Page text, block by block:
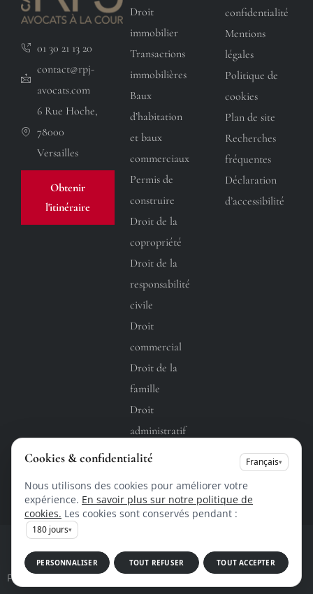
01 30 21 13 20
contact@rpj-
avocats.com
6 Rue Hoche,
78000
Versailles
Obtenir
l'itinéraire
Droit
immobilier
Transactions
immobilières
Baux
d’habitation
et baux
commerciaux
Permis de
construire
Droit de la
copropriété
Droit de la
responsabilité
civile
Droit
commercial
Droit de la
famille
Droit
administratif
Droit du
confidentialité
Mentions
légales
Politique de
cookies
Plan de site
Recherches
fréquentes
Déclaration
d’accessibilité
Copyright @ 2026 • Tous droits réservés • Design by
Flux RSS Fiche d'établissement Google
Cookies & confidentialité Français▾
Nous utilisons des cookies pour améliorer votre
expérience. En savoir plus sur notre politique de
cookies. Les cookies sont conservés pendant :
180 jours▾
PERSONNALISER TOUT REFUSER TOUT ACCEPTER